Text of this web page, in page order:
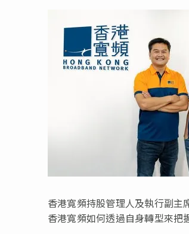
香港寬頻持股管理人及執行副
香港寬頻如何透過自身轉型來把